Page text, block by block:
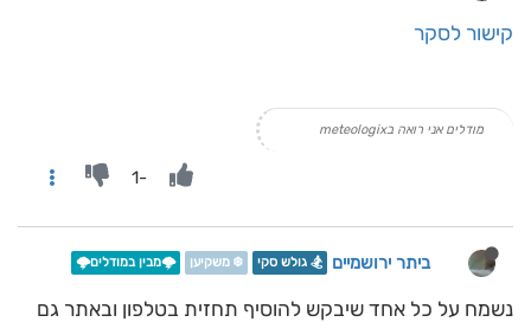
קישור לסקר
מודלים אני רואה בmeteologix
-1
ביתר ירושמיים 🏂 גולש סקי ❄️ משקיען 🌩️מבין במודלים🌩️
נשמח על כל אחד שיבקש להוסיף תחזית בטלפון ובאתר גם